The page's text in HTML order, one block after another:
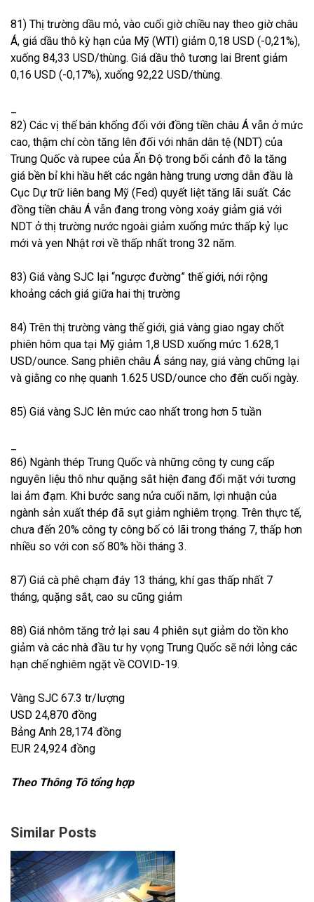
81) Thị trường dầu mỏ, vào cuối giờ chiều nay theo giờ châu
Á, giá dầu thô kỳ hạn của Mỹ (WTI) giảm 0,18 USD (-0,21%),
xuống 84,33 USD/thùng. Giá dầu thô tương lai Brent giảm
0,16 USD (-0,17%), xuống 92,22 USD/thùng.
82) Các vị thế bán khống đối với đồng tiền châu Á vẫn ở mức
cao, thậm chí còn tăng lên đối với nhân dân tệ (NDT) của
Trung Quốc và rupee của Ấn Độ trong bối cảnh đô la tăng
giá bền bỉ khi hầu hết các ngân hàng trung ương dẫn đầu là
Cục Dự trữ liên bang Mỹ (Fed) quyết liệt tăng lãi suất. Các
đồng tiền châu Á vẫn đang trong vòng xoáy giảm giá với
NDT ở thị trường nước ngoài giảm xuống mức thấp kỷ lục
mới và yen Nhật rơi về thấp nhất trong 32 năm.
83) Giá vàng SJC lại “ngược đường” thế giới, nới rộng
khoảng cách giá giữa hai thị trường
84) Trên thị trường vàng thế giới, giá vàng giao ngay chốt
phiên hôm qua tại Mỹ giảm 1,8 USD xuống mức 1.628,1
USD/ounce. Sang phiên châu Á sáng nay, giá vàng chững lại
và giằng co nhẹ quanh 1.625 USD/ounce cho đến cuối ngày.
85) Giá vàng SJC lên mức cao nhất trong hơn 5 tuần
86) Ngành thép Trung Quốc và những công ty cung cấp
nguyên liệu thô như quặng sắt hiện đang đổi mặt với tương
lai ảm đạm. Khi bước sang nửa cuối năm, lợi nhuận của
ngành sản xuất thép đã sụt giảm nghiêm trọng. Trên thực tế,
chưa đến 20% công ty công bố có lãi trong tháng 7, thấp hơn
nhiều so với con số 80% hồi tháng 3.
87) Giá cà phê chạm đáy 13 tháng, khí gas thấp nhất 7
tháng, quặng sắt, cao su cũng giảm
88) Giá nhôm tăng trở lại sau 4 phiên sụt giảm do tồn kho
giảm và các nhà đầu tư hy vọng Trung Quốc sẽ nới lỏng các
hạn chế nghiêm ngặt về COVID-19.
Vàng SJC 67.3 tr/lượng
USD 24,870 đồng
Bảng Anh 28,174 đồng
EUR 24,924 đồng
Theo Thông Tô tổng hợp
Similar Posts